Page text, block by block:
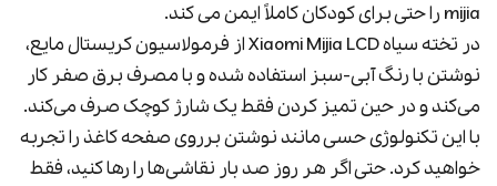
mijia را حتی برای کودکان کاملاً ایمن می کند.
در تخته سیاه Xiaomi Mijia LCD از فرمولاسیون کریستال مایع،
نوشتن با رنگ آبی-سبز استفاده شده و با مصرف برق صفر کار
می‌کند و در حین تمیز کردن فقط یک شارژ کوچک صرف می‌کند.
با این تکنولوژی حسی مانند نوشتن برروی صفحه کاغذ را تجربه
خواهید کرد. حتی اگر هر روز صد بار نقاشی‌ها را رها کنید، فقط